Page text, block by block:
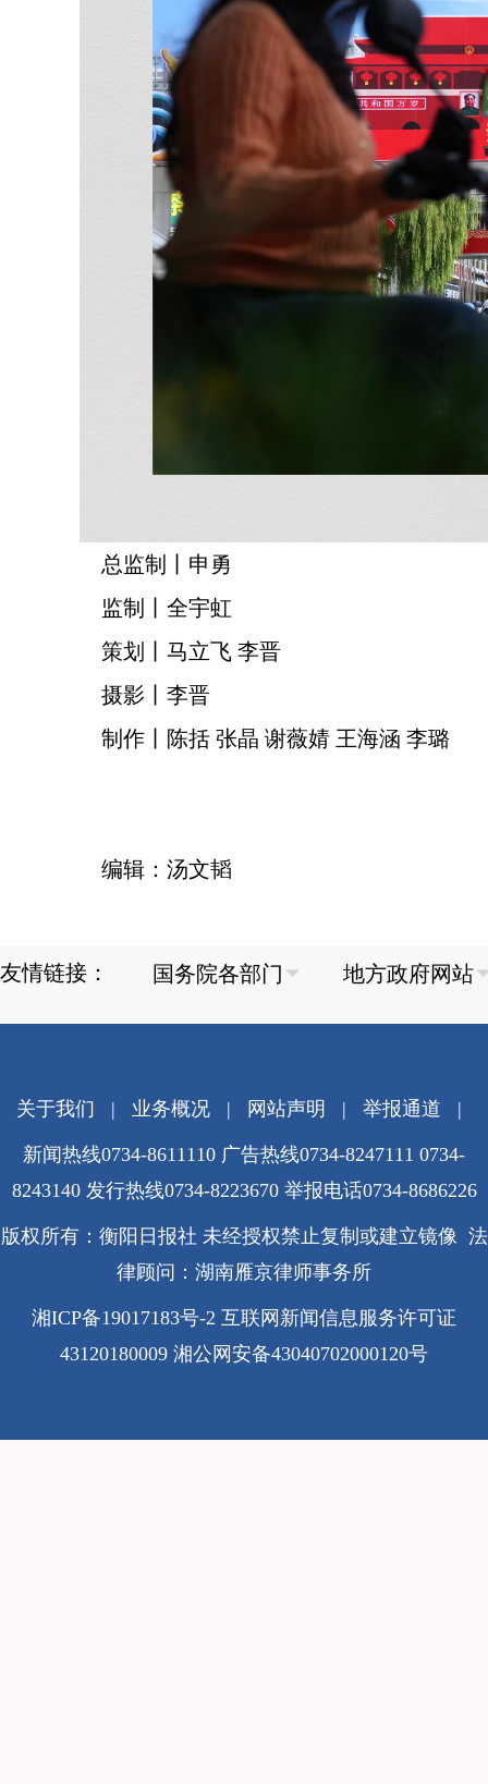
总监制丨申勇
监制丨全宇虹
策划丨马立飞 李晋
摄影丨李晋
制作丨陈括 张晶 谢薇婧 王海涵 李璐
编辑：汤文韬
友情链接：
关于我们 | 业务概况| 网站声明 | 举报通道 |
新闻热线0734-8611110 广告热线0734-8247111 0734-
8243140 发行热线0734-8223670 举报电话0734-8686226
版权所有：衡阳日报社 未经授权禁止复制或建立镜像 法
律顾问：湖南雁京律师事务所
湘ICP备19017183号-2 互联网新闻信息服务许可证
43120180009 湘公网安备43040702000120号